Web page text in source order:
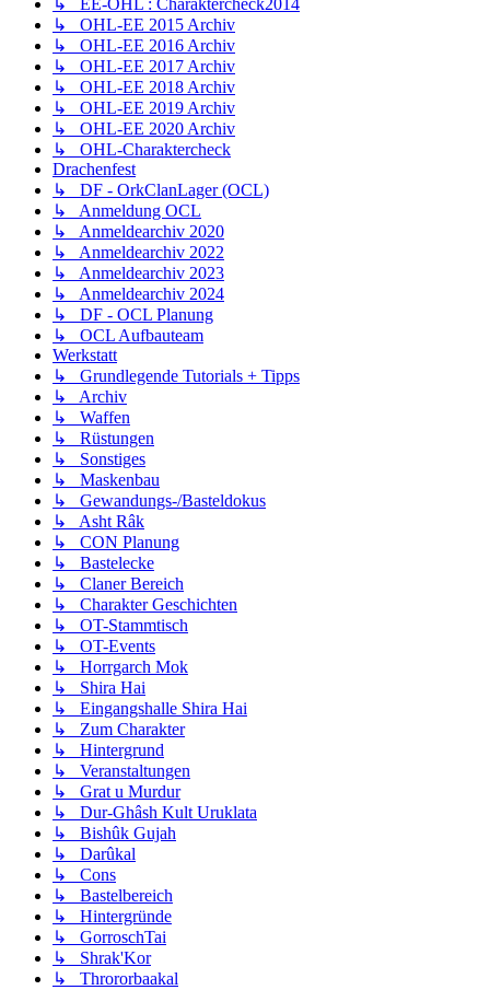
↳ EE-OHL : Charaktercheck2014
↳ OHL-EE 2015 Archiv
↳ OHL-EE 2016 Archiv
↳ OHL-EE 2017 Archiv
↳ OHL-EE 2018 Archiv
↳ OHL-EE 2019 Archiv
↳ OHL-EE 2020 Archiv
↳ OHL-Charaktercheck
Drachenfest
↳ DF - OrkClanLager (OCL)
↳ Anmeldung OCL
↳ Anmeldearchiv 2020
↳ Anmeldearchiv 2022
↳ Anmeldearchiv 2023
↳ Anmeldearchiv 2024
↳ DF - OCL Planung
↳ OCL Aufbauteam
Werkstatt
↳ Grundlegende Tutorials + Tipps
↳ Archiv
↳ Waffen
↳ Rüstungen
↳ Sonstiges
↳ Maskenbau
↳ Gewandungs-/Basteldokus
↳ Asht Râk
↳ CON Planung
↳ Bastelecke
↳ Claner Bereich
↳ Charakter Geschichten
↳ OT-Stammtisch
↳ OT-Events
↳ Horrgarch Mok
↳ Shira Hai
↳ Eingangshalle Shira Hai
↳ Zum Charakter
↳ Hintergrund
↳ Veranstaltungen
↳ Grat u Murdur
↳ Dur-Ghâsh Kult Uruklata
↳ Bishûk Gujah
↳ Darûkal
↳ Cons
↳ Bastelbereich
↳ Hintergründe
↳ GorroschTai
↳ Shrak'Kor
↳ Thrororbaakal